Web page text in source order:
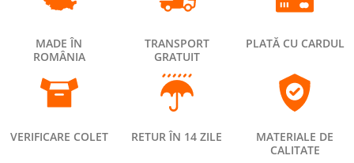
MADE ÎN
ROMÂNIA
TRANSPORT
GRATUIT
PLATĂ CU CARDUL
VERIFICARE COLET RETUR ÎN 14 ZILE
MATERIALE DE
CALITATE